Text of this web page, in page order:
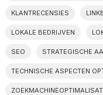
KLANTRECENSIES
LOKALE BEDRIJVEN
SEO STRATEGISCHE
TECHNISCHE ASPECTEN